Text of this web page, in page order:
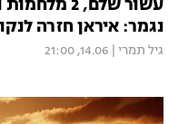
עשור שלם, 2
נגמר: איראן חזרה
גיל תמרי 14.06, 21:00